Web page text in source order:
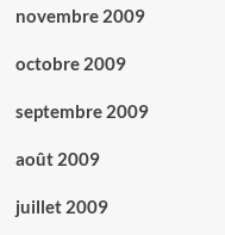
novembre 2009
octobre 2009
septembre 2009
août 2009
juillet 2009